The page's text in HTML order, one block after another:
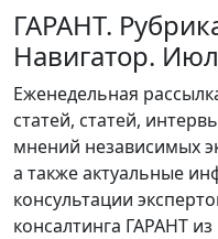
ГАРАНТ.
Навигатор.
Еженедельная
статей, статей,
мнений независимых
а также актуальные
консультации
консалтинга ГАРАНТ